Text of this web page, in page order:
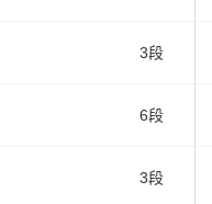
3段
6段
3段